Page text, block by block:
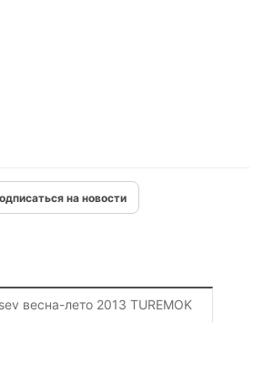
на новости
весна-лето 2013 TUREMOK